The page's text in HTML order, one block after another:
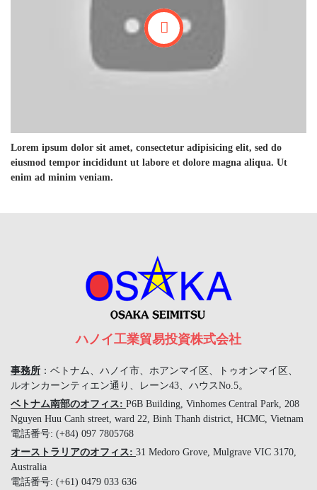
Lorem ipsum dolor sit amet, consectetur adipisicing elit, sed do
eiusmod tempor incididunt ut labore et dolore magna aliqua. Ut
enim ad minim veniam.
ハノイ工業貿易投資株式会社
事務所 ：ベトナム、ハノイ市、ホアンマイ区、トゥオンマイ区、
ルオンカーンティエン通り、レーン43、ハウスNo.5。
ベトナム南部のオフィス: P6B Building, Vinhomes Central Park, 208
Nguyen Huu Canh street, ward 22, Binh Thanh district, HCMC, Vietnam
電話番号: (+84) 097 7805768
オーストラリアのオフィス: 31 Medoro Grove, Mulgrave VIC 3170,
Australia
電話番号: (+61) 0479 033 636